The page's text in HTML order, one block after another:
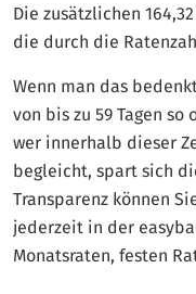
Die zusätzlichen
die durch die
Wenn man das
von bis zu 59 Tagen
wer innerhalb dieser
begleicht, spart sich
Transparenz können
jederzeit in der
Monatsraten, festen